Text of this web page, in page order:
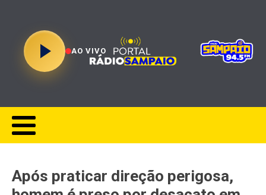
AO VIVO
Após praticar direção perigosa,